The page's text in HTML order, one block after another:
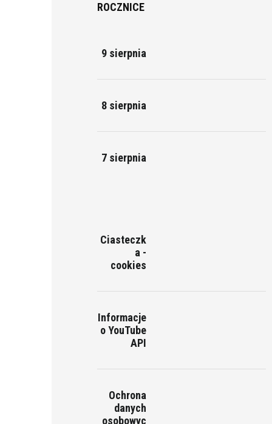
ROCZNICE
9 sierpnia
8 sierpnia
7 sierpnia
Ciasteczk
a -
cookies
Informacje
o YouTube
API
Ochrona
danych
osobowyc